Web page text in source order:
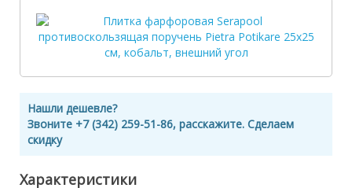
Нашли дешевле?
Звоните +7 (342) 259-51-86, расскажите. Сделаем
скидку
Характеристики